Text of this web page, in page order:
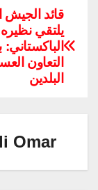
c
e
b
o
at
s
A
قائد الجيش
يلتقي نظيره
التعاون
البلدين
Omar